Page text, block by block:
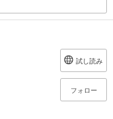
試し読み
フォロー